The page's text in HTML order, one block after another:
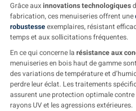
Grâce auxinnovations technologiques
fabrication, ces menuiseries offrent une
robustesseexemplaires, résistant
temps et aux sollicitations fréquentes.
En ce qui concerne larésistance aux
menuiseries en bois haut de gamme
des variations de température et
perdre leur éclat. Les traitements
assurent une protection optimale contre
rayons UV et les agressions extérieures.